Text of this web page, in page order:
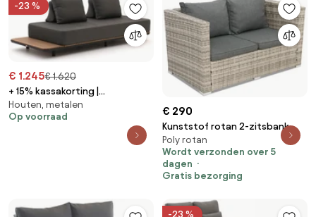
-23 %
€ 1.245€ 1.620
+ 15% kassakorting |
Loungebank Tuin Bellagio |
Outdoor Textiel | 2 personen |
Tuinbank Grijs | 253cm | Incl.
Houten, metalen
Op voorraad
€ 290
Kunststof rotan 2-zitsbank
Roma Garden Point grijs
Poly rotan
Wordt verzonden over 5
dagen
Gratis bezorging
-23 %